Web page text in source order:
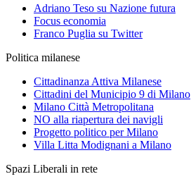
Adriano Teso su Nazione futura
Focus economia
Franco Puglia su Twitter
Politica milanese
Cittadinanza Attiva Milanese
Cittadini del Municipio 9 di Milano
Milano Città Metropolitana
NO alla riapertura dei navigli
Progetto politico per Milano
Villa Litta Modignani a Milano
Spazi Liberali in rete